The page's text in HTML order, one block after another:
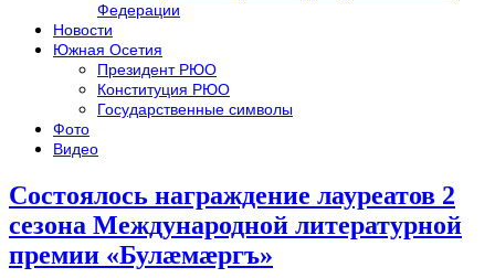
Федерации
Новости
Южная Осетия
Президент РЮО
Конституция РЮО
Государственные символы
Фото
Видео
Состоялось награждение лауреатов 2
сезона Международной литературной
премии «Булæмæргъ»